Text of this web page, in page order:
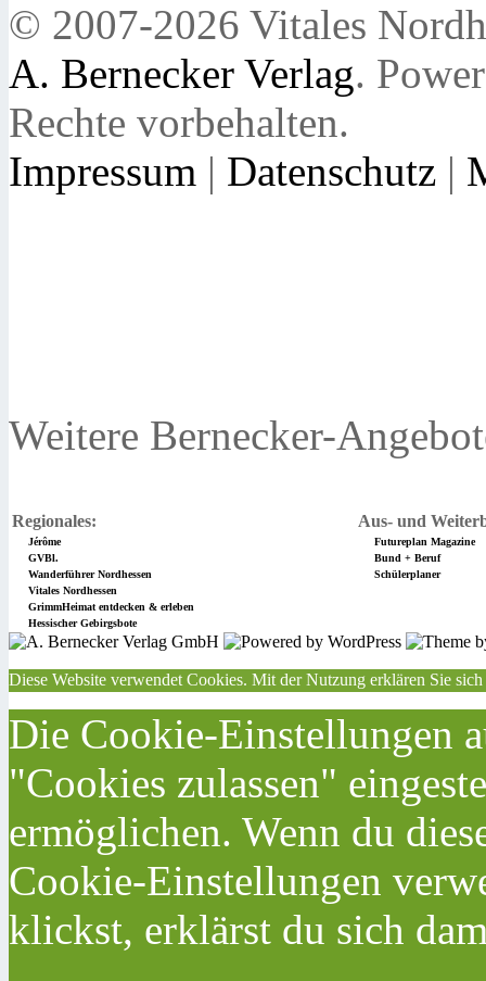
© 2007-2026 Vitales
A. Bernecker Verlag.
Rechte vorbehalten.
Impressum | Datenschutz |
Weitere Bernecker-
Regionales: Aus- und
Jérôme
Futureplan Magazine
GVBl.
Bund + Beruf
Wanderführer Nordhessen
Schülerplaner
Vitales Nordhessen
GrimmHeimat entdecken & erleben
Hessischer Gebirgsbote
Diese Website verwendet Cookies. Mit der Nutzung erklären Sie
Die Cookie-Einstellungen
"Cookies zulassen"
ermöglichen. Wenn du
Cookie-Einstellungen
klickst, erklärst du sich